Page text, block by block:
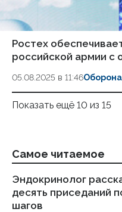
Ростех
российской армии
05.08.2025 в 11:46Оборона
Показать ещё 10 из 15
Самое читаемое
Эндокринолог
десять приседаний
шагов